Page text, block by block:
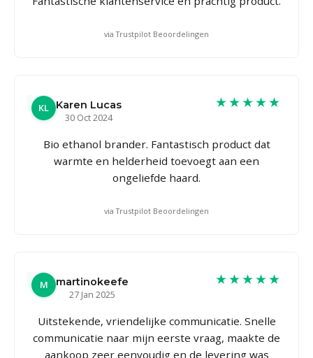
via Trustpilot Beoordelingen
KL
Karen Lucas
30 Oct 2024
★★★★★
Bio ethanol brander. Fantastisch product dat
warmte en helderheid toevoegt aan een
ongeliefde haard.
via Trustpilot Beoordelingen
M
martinokeefe
27 Jan 2025
★★★★★
Uitstekende, vriendelijke communicatie. Snelle
communicatie naar mijn eerste vraag, maakte de
aankoop zeer eenvoudig en de levering was